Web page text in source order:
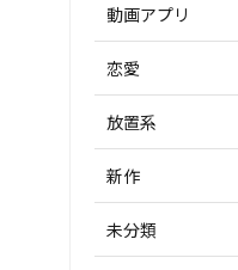
動画アプリ
恋愛
放置系
新作
未分類